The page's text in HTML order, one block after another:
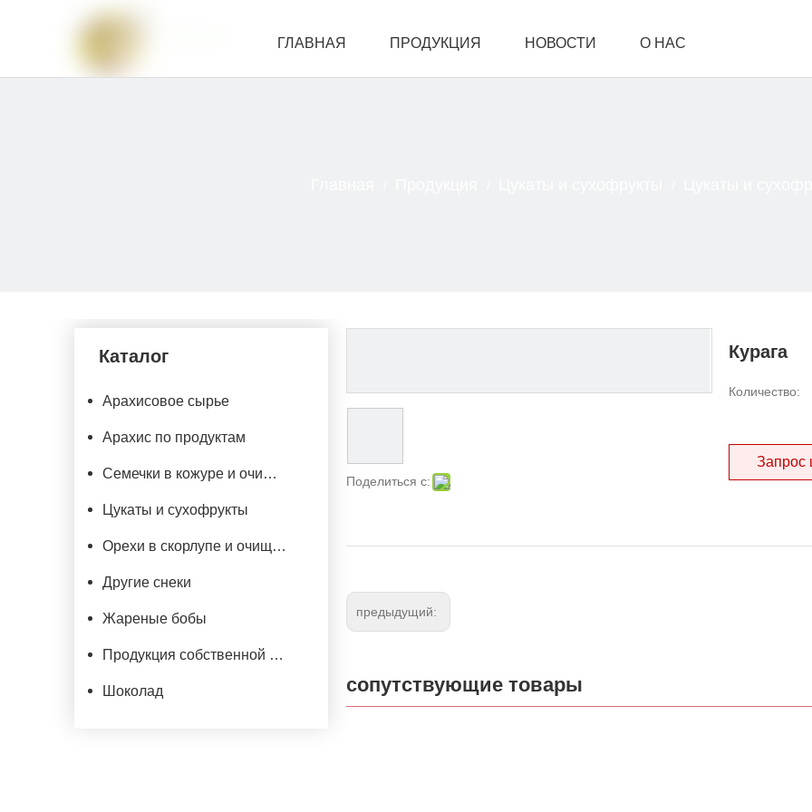
ГЛАВНАЯ ПРОДУКЦИЯ НОВОСТИ О НАС
Каталог
Арахисовое сырье
Арахис по продуктам
Семечки в кожуре и очищеные
Цукаты и сухофрукты
Орехи в скорлупе и очищенные
Другие снеки
Жареные бобы
Продукция собственной марки
Шоколад
Поделиться с:
Курага
Количество:
Запрос
предыдущий:
сопутствующие товары